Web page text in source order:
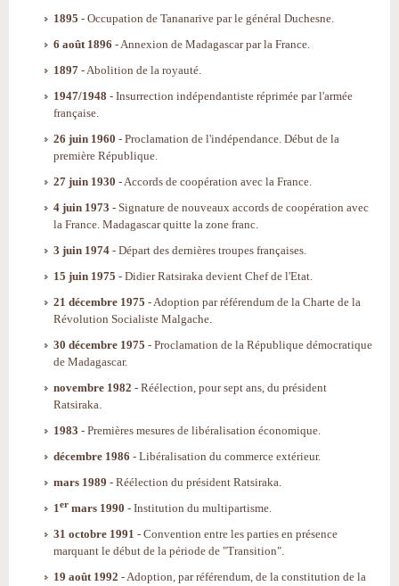
1895 - Occupation de Tananarive par le général Duchesne.
6 août 1896 - Annexion de Madagascar par la France.
1897 - Abolition de la royauté.
1947/1948 - Insurrection indépendantiste réprimée par l'armée
française.
26 juin 1960 - Proclamation de l'indépendance. Début de la
première République.
27 juin 1930 - Accords de coopération avec la France.
4 juin 1973 - Signature de nouveaux accords de coopération avec
la France. Madagascar quitte la zone franc.
3 juin 1974 - Départ des dernières troupes françaises.
15 juin 1975 - Didier Ratsiraka devient Chef de l'Etat.
21 décembre 1975 - Adoption par référendum de la Charte de la
Révolution Socialiste Malgache.
30 décembre 1975 - Proclamation de la République démocratique
de Madagascar.
novembre 1982 - Réélection, pour sept ans, du président
Ratsiraka.
1983 - Premières mesures de libéralisation économique.
décembre 1986 - Libéralisation du commerce extérieur.
mars 1989 - Réélection du président Ratsiraka.
1er mars 1990 - Institution du multipartisme.
31 octobre 1991 - Convention entre les parties en présence
marquant le début de la période de "Transition".
19 août 1992 - Adoption, par référendum, de la constitution de la